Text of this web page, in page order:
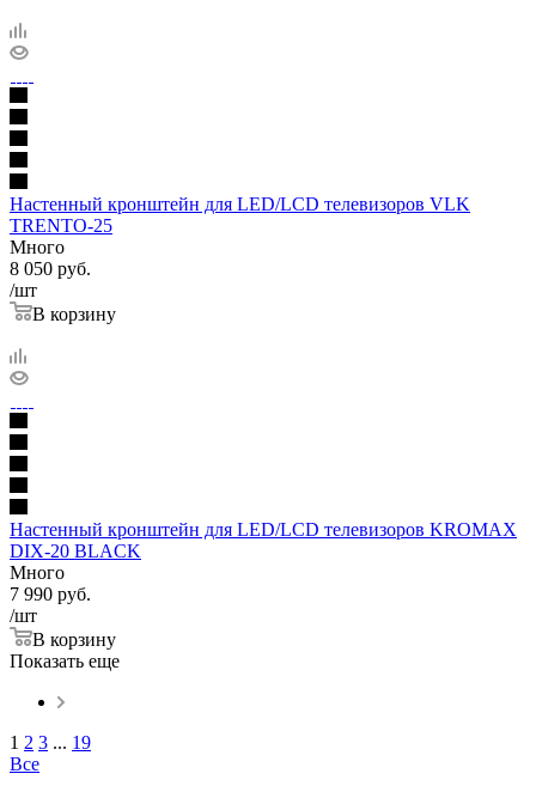
Настенный кронштейн для LED/LCD телевизоров VLK
TRENTO-25
Много
8 050 руб.
/шт
В корзину
Настенный кронштейн для LED/LCD телевизоров KROMAX
DIX-20 BLACK
Много
7 990 руб.
/шт
В корзину
Показать еще
1 2 3 ... 19
Все